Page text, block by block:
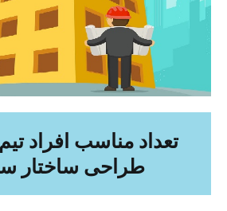
تعداد مناسب افراد
طراحی ساختار